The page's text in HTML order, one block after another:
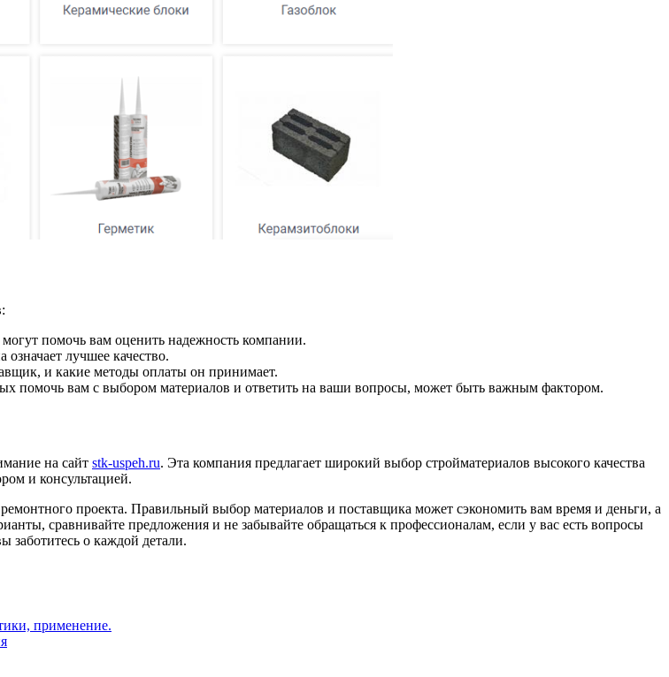
помочь вам оценить надежность компании.
лучшее качество.
и какие методы оплаты он принимает.
помочь вам с выбором материалов и ответить на ваши вопросы, может быть важным фактором.
на сайт stk-uspeh.ru. Эта компания предлагает широкий выбор стройматериалов высокого качества
и консультацией.
проекта. Правильный выбор материалов и поставщика может сэкономить вам время и деньги, а
сравнивайте предложения и не забывайте обращаться к профессионалам, если у вас есть вопросы
заботитесь о каждой детали.
применение.